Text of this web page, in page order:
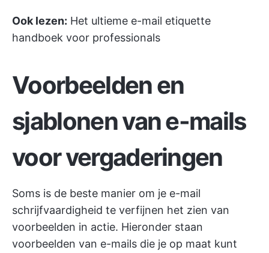
Ook lezen: Het ultieme e-mail etiquette
handboek voor professionals
Voorbeelden en
sjablonen van e-mails
voor vergaderingen
Soms is de beste manier om je e-mail
schrijfvaardigheid te verfijnen het zien van
voorbeelden in actie. Hieronder staan
voorbeelden van e-mails die je op maat kunt